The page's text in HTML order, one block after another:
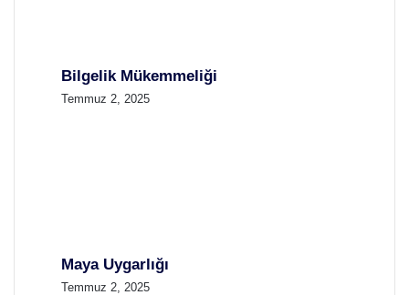
Bilgelik Mükemmeliği
Temmuz 2, 2025
Maya Uygarlığı
Temmuz 2, 2025